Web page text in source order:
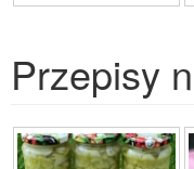
Przepisy